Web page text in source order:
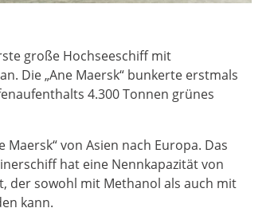
große Hochseeschiff mit
​Die „Ane Maersk“ bunkerte erstmals
4.300 Tonnen grünes
von Asien nach Europa. Das
hat eine Nennkapazität von
der sowohl mit Methanol als auch mit
kann.